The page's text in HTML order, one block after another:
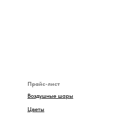
Прайс-лист
Воздушные шары
Цветы